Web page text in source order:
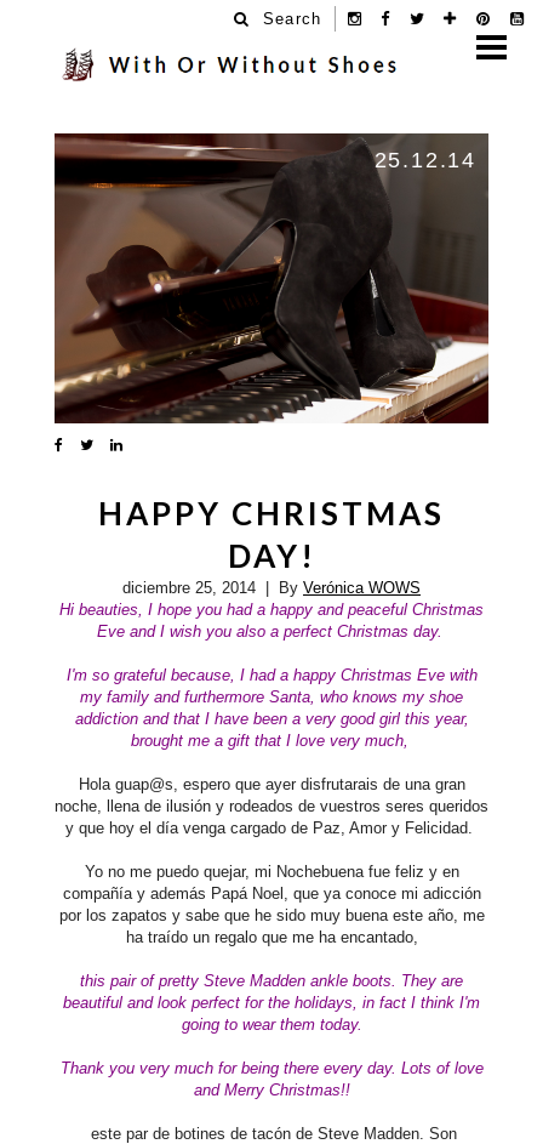
Search
25.12.14
HAPPY CHRISTMAS
DAY!
diciembre 25, 2014 | By Verónica WOWS
Hi beauties, I hope you had a happy and peaceful Christmas
Eve and I wish you also a perfect Christmas day.
I'm so grateful because, I had a happy Christmas Eve with
my family and furthermore Santa, who knows my shoe
addiction and that I have been a very good girl this year,
brought me a gift that I love very much,
Hola guap@s, espero que ayer disfrutarais de una gran
noche, llena de ilusión y rodeados de vuestros seres queridos
y que hoy el día venga cargado de Paz, Amor y Felicidad.
Yo no me puedo quejar, mi Nochebuena fue feliz y en
compañía y además Papá Noel, que ya conoce mi adicción
por los zapatos y sabe que he sido muy buena este año, me
ha traído un regalo que me ha encantado,
this pair of pretty Steve Madden ankle boots. They are
beautiful and look perfect for the holidays, in fact I think I'm
going to wear them today.
Thank you very much for being there every day. Lots of love
and Merry Christmas!!
este par de botines de tacón de Steve Madden. Son